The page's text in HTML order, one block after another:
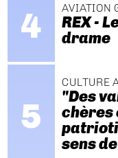
AVIATION
REX -
drame
CULTURE
"Des
chères
sens